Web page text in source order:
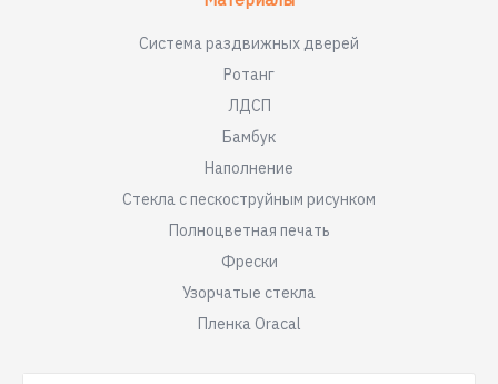
Система раздвижных дверей
Ротанг
ЛДСП
Бамбук
Наполнение
Стекла с пескоструйным рисунком
Полноцветная печать
Фрески
Узорчатые стекла
Пленка Oracal